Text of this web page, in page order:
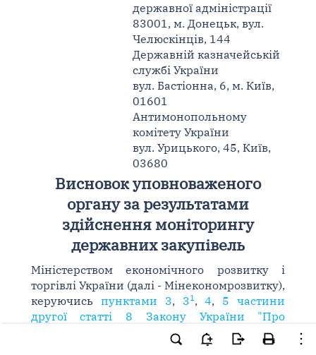
державної адміністрації
83001, м. Донецьк, вул.
Челюскінців, 144
Державній казначейській
службі України
вул. Бастіонна, 6, м. Київ,
01601
Антимонопольному
комітету України
вул. Урицького, 45, Київ,
03680
Висновок уповноваженого
органу за результатами
здійснення моніторингу
державних закупівель
Міністерством економічного розвитку і
торгівлі України (далі - Мінекономрозвитку),
керуючись пунктами 3, 31,4, 5 частини
другої статті 8 Закону України "Про
здійснення державних закупівель"(далі -
Закон) та Порядком здійснення